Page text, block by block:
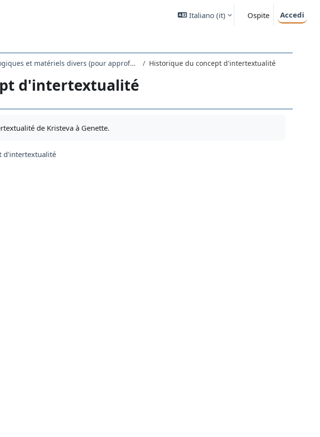
Italiano ‎(it)‎ Ospite Accedi
Fiches méthodologiques et matériels divers (pour approfondir les sujets abordés pendant le cours) Historique du concept d'intertextualité
d'intertextualité
de Kristeva à Genette.
d'intertextualité